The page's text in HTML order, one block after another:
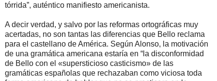
tórrida”, auténtico manifiesto americanista.
A decir verdad, y salvo por las reformas ortográficas muy
acertadas, no son tantas las diferencias que Bello reclama
para el castellano de América. Según Alonso, la motivación
de una gramática americana estaría en “la disconformidad
de Bello con el «supersticioso casticismo» de las
gramáticas españolas que rechazaban como viciosa toda